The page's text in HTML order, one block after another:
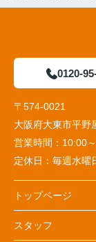
0120-
〒574-0021
大阪府大東市平野
営業時間： 10:00
定休日： 毎週水曜
トップページ
スタッフ